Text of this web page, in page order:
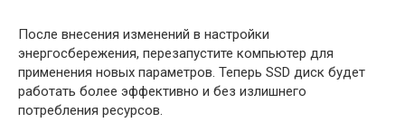
После внесения изменений в настройки
энергосбережения, перезапустите компьютер для
применения новых параметров. Теперь SSD диск будет
работать более эффективно и без излишнего
потребления ресурсов.